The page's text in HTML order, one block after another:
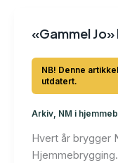
«Gammel
Arkiv, NM i
Hvert år brygger